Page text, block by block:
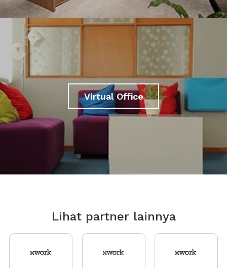
Virtual Office
Lihat partner lainnya